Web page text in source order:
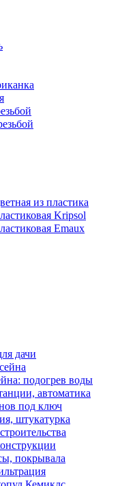
из пластика
Kripsol
Emaux
дачи
подогрев воды
автоматика
под ключ
штукатурка
покрывала